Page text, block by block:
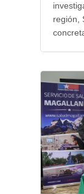
región,